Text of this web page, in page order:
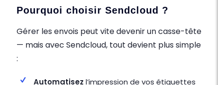
Pourquoi choisir Sendcloud ?
Gérer les envois peut vite devenir un casse-tête
— mais avec Sendcloud, tout devient plus simple
:
Automatisez l’impression de vos étiquettes